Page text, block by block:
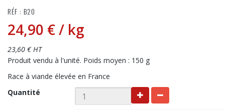
RÉF : B20
24,90 €/ kg
23,60 € HT
Produit vendu à l'unité. Poids moyen : 150 g
Race à viande élevée en France
Quantité